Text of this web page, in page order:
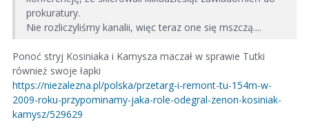
prokuratury.
Nie rozliczyliśmy kanalii, więc teraz one się mszczą....
Ponoć stryj Kosiniaka i Kamysza maczał w sprawie Tutki
również swoje łapki
https://niezalezna.pl/polska/przetarg-i-remont-tu-154m-w-
2009-roku-przypominamy-jaka-role-odegral-zenon-kosiniak-
kamysz/529629